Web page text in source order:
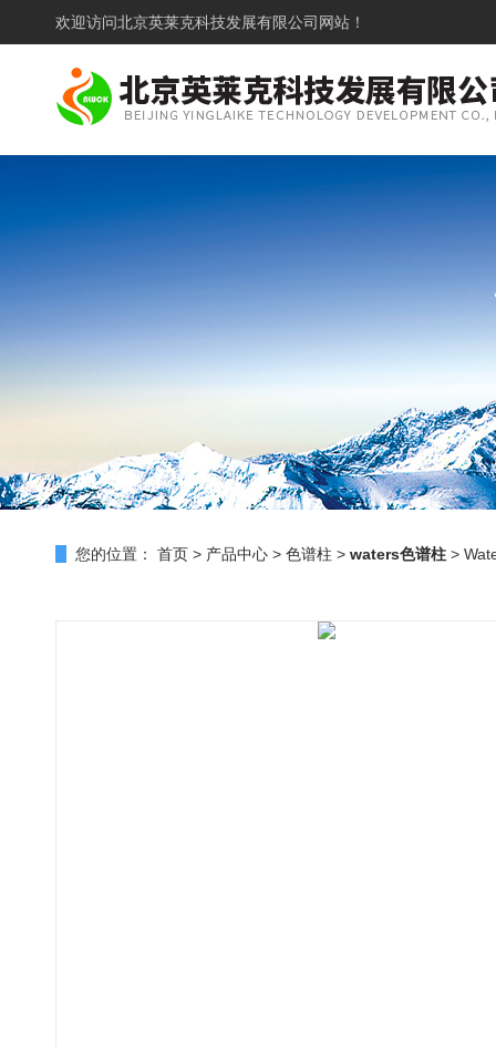
欢迎访问北京英莱克科技发展有限公司网站！
您的位置： 首页 > 产品中心 > 色谱柱 > waters色谱柱 >